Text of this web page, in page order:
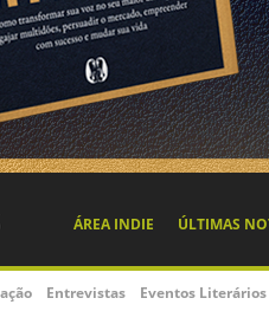
ÁREA INDIE ÚLTIMAS
Entrevistas Eventos Literários